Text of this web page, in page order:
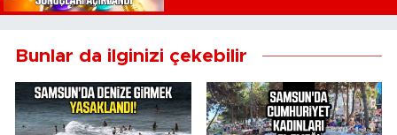
Bunlar da ilginizi çekebilir